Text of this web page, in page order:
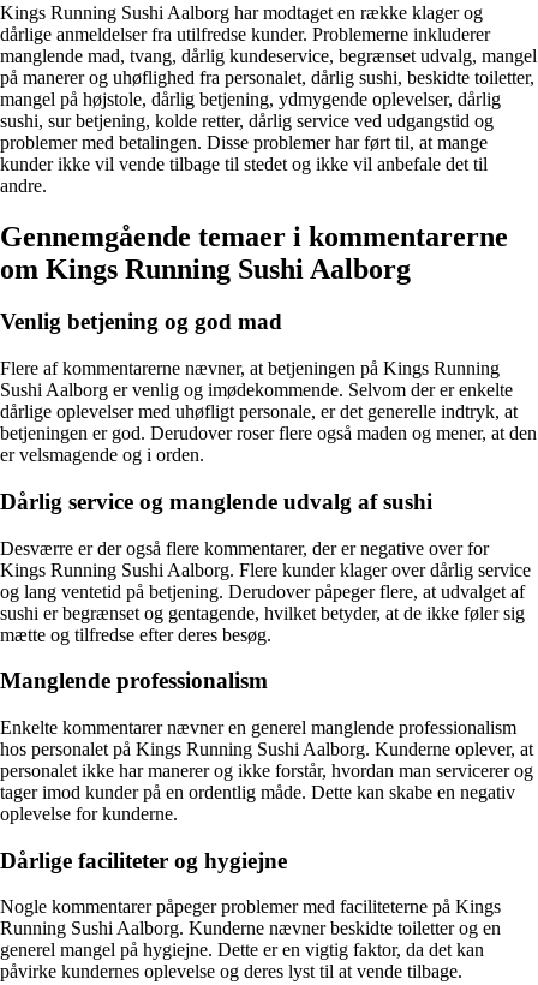
Kings Running Sushi Aalborg har modtaget en række klager og
dårlige anmeldelser fra utilfredse kunder. Problemerne inkluderer
manglende mad, tvang, dårlig kundeservice, begrænset udvalg, mangel
på manerer og uhøflighed fra personalet, dårlig sushi, beskidte toiletter,
mangel på højstole, dårlig betjening, ydmygende oplevelser, dårlig
sushi, sur betjening, kolde retter, dårlig service ved udgangstid og
problemer med betalingen. Disse problemer har ført til, at mange
kunder ikke vil vende tilbage til stedet og ikke vil anbefale det til
andre.
Gennemgående temaer i kommentarerne
om Kings Running Sushi Aalborg
Venlig betjening og god mad
Flere af kommentarerne nævner, at betjeningen på Kings Running
Sushi Aalborg er venlig og imødekommende. Selvom der er enkelte
dårlige oplevelser med uhøfligt personale, er det generelle indtryk, at
betjeningen er god. Derudover roser flere også maden og mener, at den
er velsmagende og i orden.
Dårlig service og manglende udvalg af sushi
Desværre er der også flere kommentarer, der er negative over for
Kings Running Sushi Aalborg. Flere kunder klager over dårlig service
og lang ventetid på betjening. Derudover påpeger flere, at udvalget af
sushi er begrænset og gentagende, hvilket betyder, at de ikke føler sig
mætte og tilfredse efter deres besøg.
Manglende professionalism
Enkelte kommentarer nævner en generel manglende professionalism
hos personalet på Kings Running Sushi Aalborg. Kunderne oplever, at
personalet ikke har manerer og ikke forstår, hvordan man servicerer og
tager imod kunder på en ordentlig måde. Dette kan skabe en negativ
oplevelse for kunderne.
Dårlige faciliteter og hygiejne
Nogle kommentarer påpeger problemer med faciliteterne på Kings
Running Sushi Aalborg. Kunderne nævner beskidte toiletter og en
generel mangel på hygiejne. Dette er en vigtig faktor, da det kan
påvirke kundernes oplevelse og deres lyst til at vende tilbage.